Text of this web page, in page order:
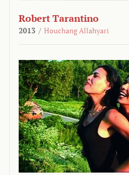
Robert Tarantino
2013 / Houchang Allahyari